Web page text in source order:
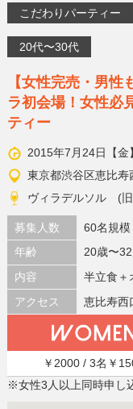
こだわりパーティー
20代〜30代
【女性完売・男
ラ初会場！女性必
ティー
2015年7月24日【
東京都渋谷区恵比
ヴィラデルソル (
募集人数
60名規模
年齢
20歳〜
内容
半立食＋
アクセス
恵比寿西
￥2000 / 3名￥
※女性3人以上同時申し